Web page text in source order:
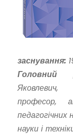
заснування:
Головний
Яковлевич,
професор,
педагогічних
науки і